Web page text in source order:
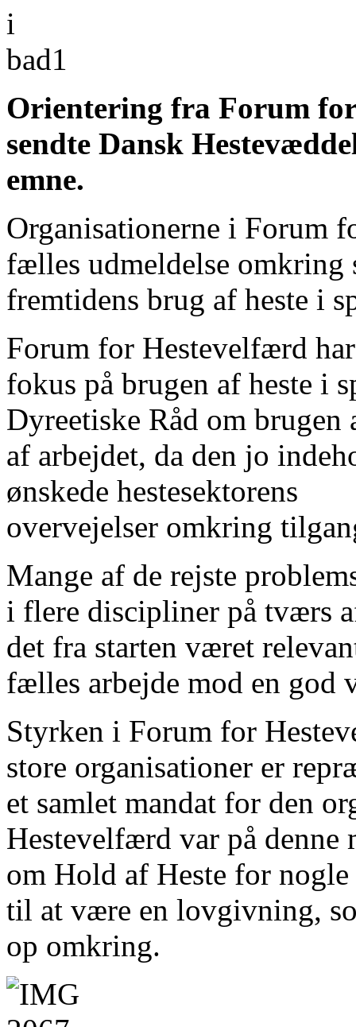
Orientering fra Forum
sendte Dansk
emne.
Organisationerne i Forum
fælles udmeldelse
fremtidens brug af heste i
Forum for Hestevelfærd
fokus på brugen af heste i
Dyreetiske Råd om
af arbejdet, da den jo
ønskede hestesektorens
overvejelser omkring
Mange af de rejste
i flere discipliner på tværs
det fra starten været
fælles arbejde mod en god
Styrken i Forum for
store organisationer er
et samlet mandat for den
Hestevelfærd var på denne
om Hold af Heste for
til at være en lovgivning,
op omkring.